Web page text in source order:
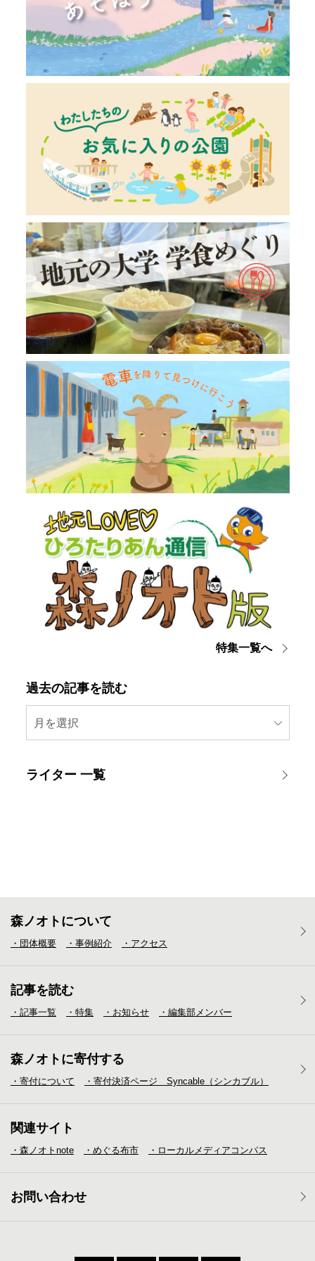
特集一覧へ
過去の記事を読む
月を選択
ライター 一覧
森ノオトについて
・団体概要 ・事例紹介 ・アクセス
記事を読む
・記事一覧 ・特集 ・お知らせ ・編集部メンバー
森ノオトに寄付する
・寄付について ・寄付決済ページ Syncable（シンカブル）
関連サイト
・森ノオトnote ・めぐる布市 ・ローカルメディア コンパス
お問い合わせ